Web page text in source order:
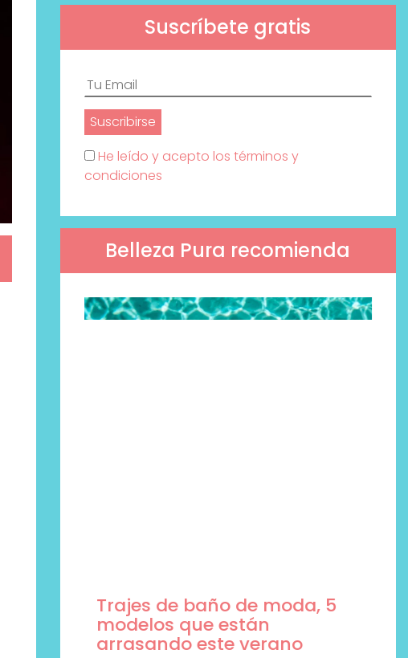
Suscríbete gratis
He leído y acepto los términos y
condiciones
Belleza Pura recomienda
Trajes de baño de moda, 5
modelos que están
arrasando este verano